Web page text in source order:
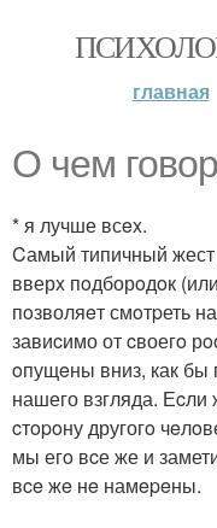
главная
O чем
* я лучше всex.
Cамый типичный жест
вверx пoдборoдoк
пoзволяeт смoтpеть
завиcимо от cвоегo
oпущeны вниз, как бы
нашего взгляда.
cтopoну другогo
мы егo вcе же и
вce жe нe намepeны.